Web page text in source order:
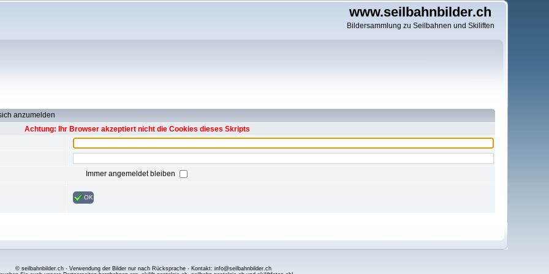
www.seilbahnbilder.ch
Bildersammlung zu Seilbahnen und Skiliften
anzumelden
Achtung: Ihr Browser akzeptiert nicht die Cookies dieses Skripts
Immer angemeldet bleiben
OK
© seilbahnbilder.ch - Verwendung der Bilder nur nach Rücksprache - Kontakt: info@seilbahnbilder.ch